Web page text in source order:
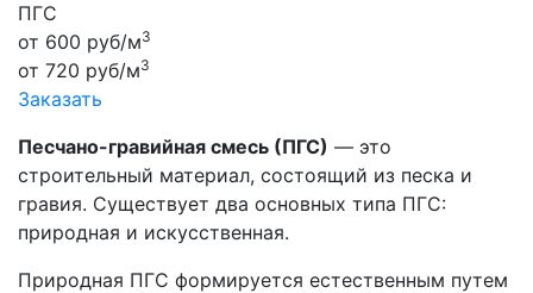
ПГС
от 600 руб/м3
от 720 руб/м3
Заказать
Песчано-гравийная смесь (ПГС) — это
строительный материал, состоящий из песка и
гравия. Существует два основных типа ПГС:
природная и искусственная.
Природная ПГС формируется естественным путем